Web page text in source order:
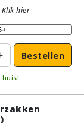
Klik hier
Bestellen
huis!